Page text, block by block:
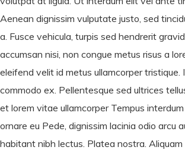
Aenean dignissim vulputate justo, sed
a. Fusce vehicula, turpis sed hendrerit
accumsan nisi, non congue metus risus a
eleifend velit id metus ullamcorper tristique.
commodo ex. Pellentesque sed ultrices
et lorem vitae ullamcorper Tempus
ornare eu Pede, dignissim lacinia odio arcu
habitant nibh lectus. Platea nostra. Aliquam